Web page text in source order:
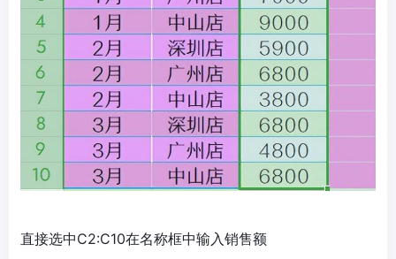
直接选中C2:C10在名称框中输入销售额